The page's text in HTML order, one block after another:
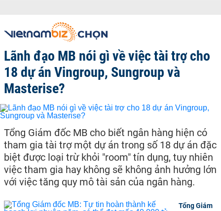
Lãnh đạo MB nói gì về việc tài trợ cho
18 dự án Vingroup, Sungroup và
Masterise?
Tổng Giám đốc MB cho biết ngân hàng hiện có
tham gia tài trợ một dự án trong số 18 dự án đặc
biệt được loại trừ khỏi "room" tín dụng, tuy nhiên
việc tham gia hay không sẽ không ảnh hưởng lớn
với việc tăng quy mô tài sản của ngân hàng.
Tổng Giám